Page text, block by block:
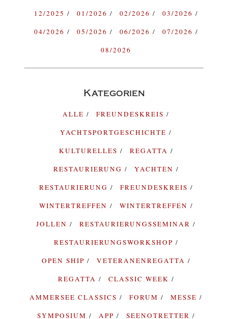
12/2025
01/2026 02/2026
03/2026
04/2026
05/2026 06/2026
07/2026
08/2026
Kategorien
ALLE
FREUNDESKREIS
YACHTSPORTGESCHICHTE
KULTURELLES
REGATTA
RESTAURIERUNG
YACHTEN
RESTAURIERUNG
FREUNDESKREIS
WINTERTREFFEN
WINTERTREFFEN
JOLLEN
RESTAURIERUNGSSEMINAR
RESTAURIERUNGSWORKSHOP
OPEN SHIP
VETERANENREGATTA
REGATTA
CLASSIC WEEK
AMMERSEE CLASSICS
FORUM
MESSE
SYMPOSIUM
APP SEENOTRETTER